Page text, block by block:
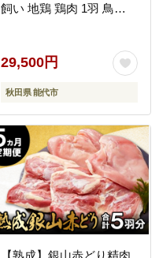
飼い 地鶏 鶏肉 1羽 鳥肉
29,500円
秋田県 能代市
【熟成】銀山赤どり精肉